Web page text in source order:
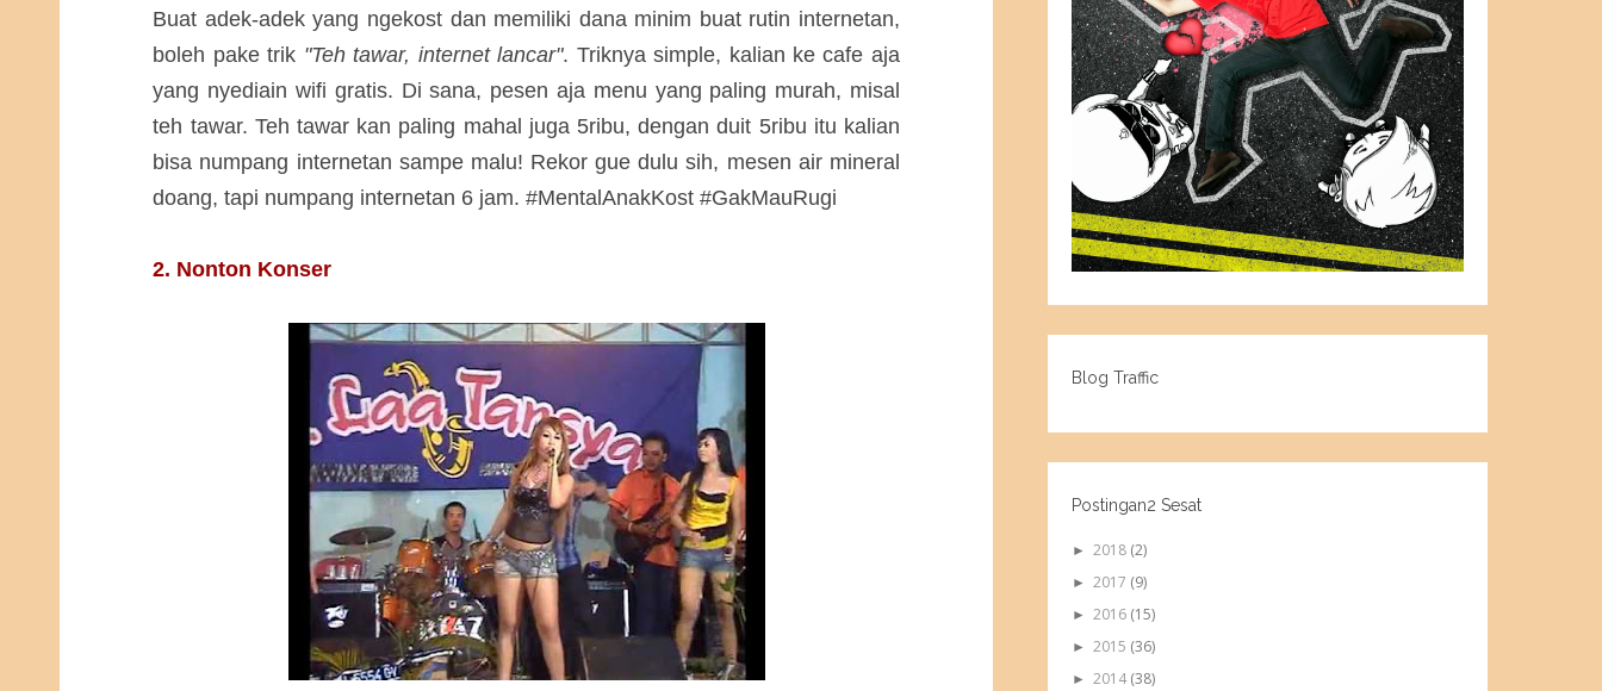
Buat adek-adek yang ngekost dan memiliki dana minim buat rutin internetan,
boleh pake trik "Teh tawar, internet lancar". Triknya simple, kalian ke cafe aja
yang nyediain wifi gratis. Di sana, pesen aja menu yang paling murah, misal
teh tawar. Teh tawar kan paling mahal juga 5ribu, dengan duit 5ribu itu kalian
bisa numpang internetan sampe malu! Rekor gue dulu sih, mesen air mineral
doang, tapi numpang internetan 6 jam. #MentalAnakKost #GakMauRugi
2. Nonton Konser
Blog Traffic
Postingan2 Sesat
►2018 (2)
►2017 (9)
►2016 (15)
►2015 (36)
►2014 (38)